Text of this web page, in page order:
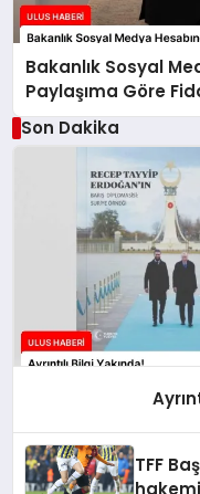
Bakanlık Sosyal
Paylaşıma Göre
Araya Geldi
Son Dakika
TFF